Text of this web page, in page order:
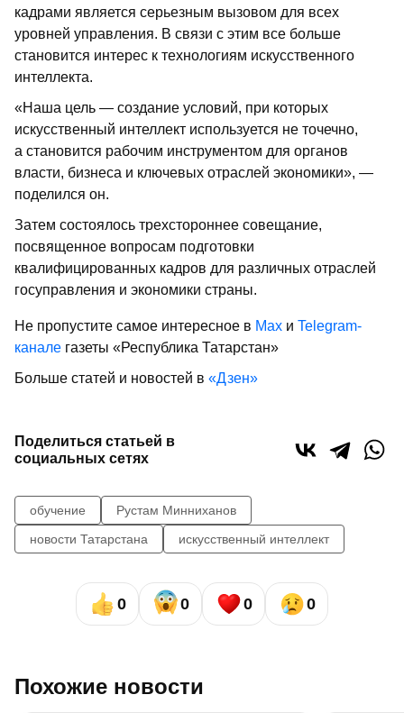
кадрами является серьезным вызовом для всех
уровней управления. В связи с этим все больше
становится интерес к технологиям искусственного
интеллекта.
«Наша цель — создание условий, при которых
искусственный интеллект используется не точечно,
а становится рабочим инструментом для органов
власти, бизнеса и ключевых отраслей экономики», —
поделился он.
Затем состоялось трехстороннее совещание,
посвященное вопросам подготовки
квалифицированных кадров для различных отраслей
госуправления и экономики страны.
Не пропустите самое интересное в Max и Telegram-
канале газеты «Республика Татарстан»
Больше статей и новостей в «Дзен»
Поделиться статьей в
социальных сетях
обучение
Рустам Минниханов
новости Татарстана
искусственный интеллект
0 0 0 0
Похожие новости